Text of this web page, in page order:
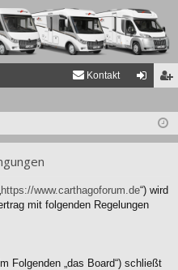
Kontakt
n
ist
n
https://www.carthagoforum.de“) wird
mit folgenden Regelungen
Folgenden „das Board“) schließt